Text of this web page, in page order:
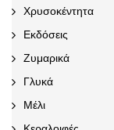
Χρυσοκέντητα
Εκδόσεις
Ζυμαρικά
Γλυκά
Μέλι